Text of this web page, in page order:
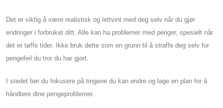
Det er viktig å være realistisk og lettvint med deg selv når du gjør
endringer i forbruket ditt. Alle kan ha problemer med penger, spesielt når
det er tøffe tider. Ikke bruk dette som en grunn til å straffe deg selv for
pengefeil du tror du har gjort.
I stedet bør du fokusere på tingene du kan endre og lage en plan for å
håndtere dine pengeproblemer.